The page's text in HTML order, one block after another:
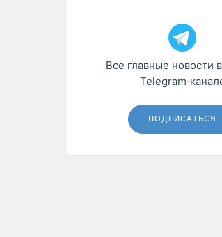
Все главные новости
ПОДПИСАТЬСЯ